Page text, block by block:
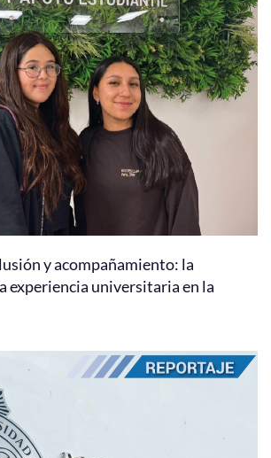
y acompañamiento: la
experiencia universitaria en la